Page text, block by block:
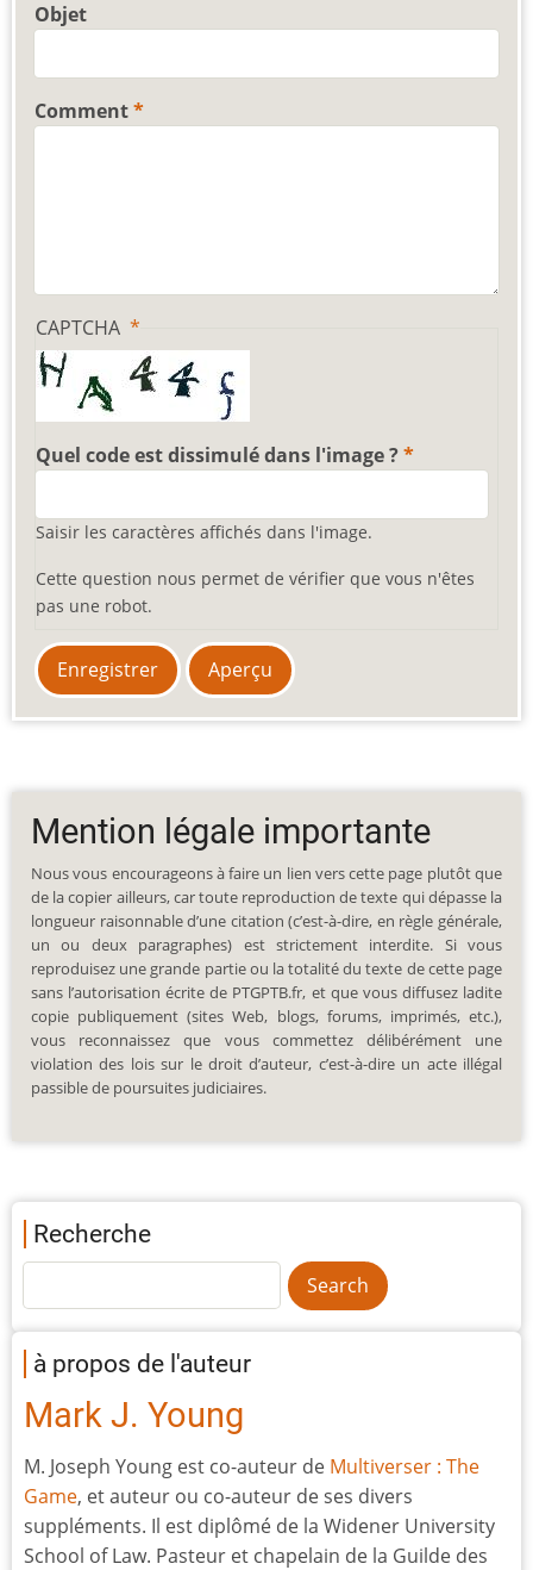
Objet
Comment
CAPTCHA
Quel code est dissimulé dans l'image ?
Saisir les caractères affichés dans l'image.
Cette question nous permet de vérifier que vous n'êtes
pas une robot.
Mention légale importante
Nous vous encourageons à faire un lien vers cette page plutôt que
de la copier ailleurs, car toute reproduction de texte qui dépasse la
longueur raisonnable d’une citation (c’est-à-dire, en règle générale,
un ou deux paragraphes) est strictement interdite. Si vous
reproduisez une grande partie ou la totalité du texte de cette page
sans l’autorisation écrite de PTGPTB.fr, et que vous diffusez ladite
copie publiquement (sites Web, blogs, forums, imprimés, etc.),
vous reconnaissez que vous commettez délibérément une
violation des lois sur le droit d’auteur, c’est-à-dire un acte illégal
passible de poursuites judiciaires.
Recherche
à propos de l'auteur
Mark J. Young
M. Joseph Young est co-auteur de Multiverser : The
Game, et auteur ou co-auteur de ses divers
suppléments. Il est diplômé de la Widener University
School of Law. Pasteur et chapelain de la Guilde des